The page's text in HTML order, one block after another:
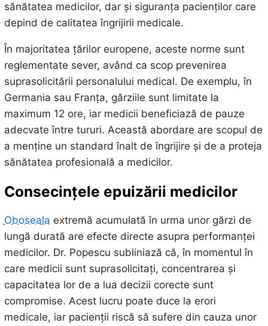
sănătatea medicilor, dar și siguranța pacienților care
depind de calitatea îngrijirii medicale.
În majoritatea țărilor europene, aceste norme sunt
reglementate sever, având ca scop prevenirea
suprasolicitării personalului medical. De exemplu, în
Germania sau Franța, gărziile sunt limitate la
maximum 12 ore, iar medicii beneficiază de pauze
adecvate între tururi. Această abordare are scopul de
a menține un standard înalt de îngrijire și de a proteja
sănătatea profesională a medicilor.
Consecințele epuizării medicilor
Oboseala extremă acumulată în urma unor gărzi de
lungă durată are efecte directe asupra performanței
medicilor. Dr. Popescu subliniază că, în momentul în
care medicii sunt suprasolicitați, concentrarea și
capacitatea lor de a lua decizii corecte sunt
compromise. Acest lucru poate duce la erori
medicale, iar pacienții riscă să sufere din cauza unor